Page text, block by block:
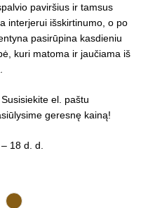
paviršius ir tamsus
interjerui išskirtinumo, o po
pasirūpina kasdieniu
kuri matoma ir jaučiama iš
Susisiekite el. paštu
geresnę kainą!
18 d. d.